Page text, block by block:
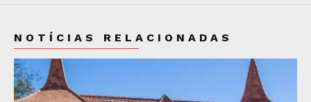
NOTÍCIAS RELACIONADAS